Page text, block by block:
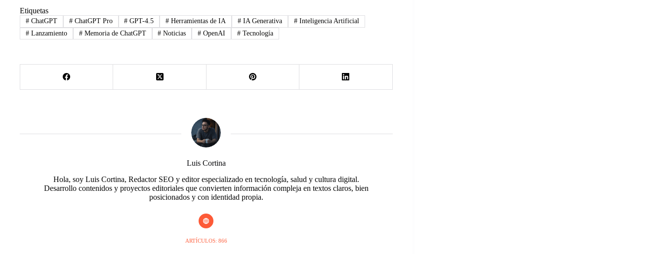
Etiquetas
#ChatGPT #ChatGPT Pro # GPT-4.5 # Herramientas de IA # IA Generativa #Inteligencia Artificial
#Lanzamiento #Memoria de ChatGPT # Noticias # OpenAI # Tecnología
Luis Cortina
Hola, soy Luis Cortina, Redactor SEO y editor especializado en tecnología, salud y cultura digital.
Desarrollo contenidos y proyectos editoriales que convierten información compleja en textos claros, bien
posicionados y con identidad propia.
ARTÍCULOS: 866